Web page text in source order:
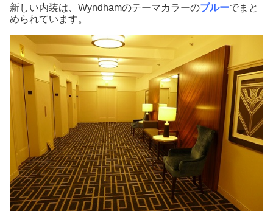
新しい内装は、Wyndhamのテーマカラーのブルーでまと
められています。